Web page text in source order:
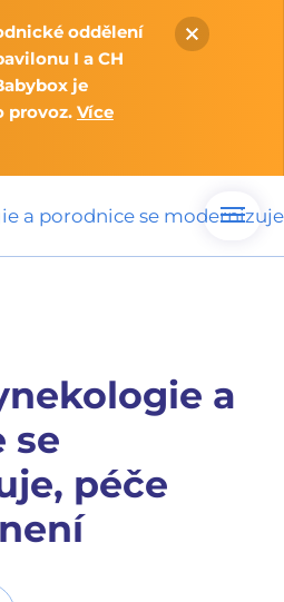
oddělení
I a CH
je
provoz. Více
a
se
péče